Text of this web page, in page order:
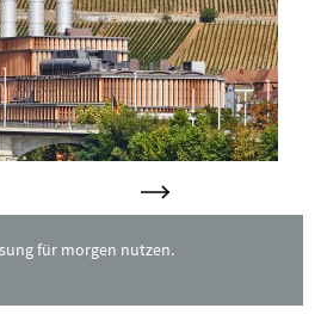
für morgen nutzen.